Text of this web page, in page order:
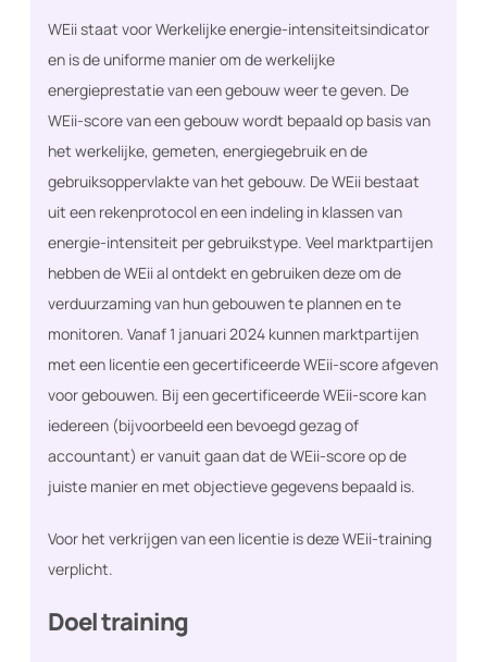
WEii staat voor Werkelijke energie-intensiteitsindicator
en is de uniforme manier om de werkelijke
energieprestatie van een gebouw weer te geven. De
WEii-score van een gebouw wordt bepaald op basis van
het werkelijke, gemeten, energiegebruik en de
gebruiksoppervlakte van het gebouw. De WEii bestaat
uit een rekenprotocol en een indeling in klassen van
energie-intensiteit per gebruikstype. Veel marktpartijen
hebben de WEii al ontdekt en gebruiken deze om de
verduurzaming van hun gebouwen te plannen en te
monitoren. Vanaf 1 januari 2024 kunnen marktpartijen
met een licentie een gecertificeerde WEii-score afgeven
voor gebouwen. Bij een gecertificeerde WEii-score kan
iedereen (bijvoorbeeld een bevoegd gezag of
accountant) er vanuit gaan dat de WEii-score op de
juiste manier en met objectieve gegevens bepaald is.
Voor het verkrijgen van een licentie is deze WEii-training
verplicht.
Doel training